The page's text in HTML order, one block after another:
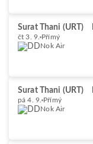
Surat Thani (URT)
čt 3. 9. Přímý
Nok Air
Surat Thani (URT)
pá 4. 9. Přímý
Nok Air